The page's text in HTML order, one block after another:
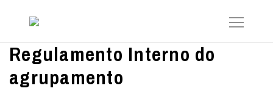
Regulamento Interno do
agrupamento